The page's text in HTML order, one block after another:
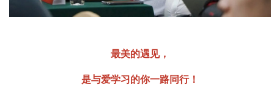
最美的遇见，
是与爱学习的你一路同行！